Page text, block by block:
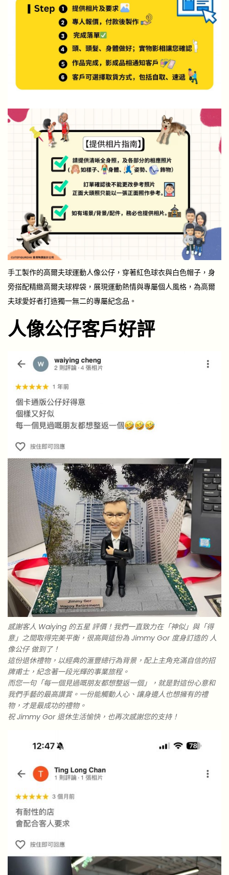
手工製作的高爾夫球運動人像公仔，穿著紅色球衣與白色帽子，身
旁搭配精緻高爾夫球桿袋，展現運動熱情與專屬個人風格，為高爾
夫球愛好者打造獨一無二的專屬紀念品。
人像公仔客戶好評
感謝客人 Waiying 的五星 評價！我們一直致力在「神似」與「得
意」之間取得完美平衡，很高興這份為 Jimmy Gor 度身訂造的 人
像公仔 做到了！
這份退休禮物，以經典的滙豐總行為背景，配上主角充滿自信的招
牌甫士，紀念著一段光輝的事業旅程。
而您一句「每一個見過嘅朋友都想整返一個」，就是對這份心意和
我們手藝的最高讚賞。一份能觸動人心、讓身邊人也想擁有的禮
物，才是最成功的禮物。
祝 Jimmy Gor 退休生活愉快，也再次感謝您的支持！